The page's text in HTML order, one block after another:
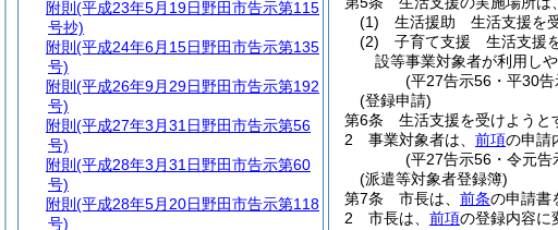
(1)
生活援助 生活支援を
(2)
子育て支援 生活支援
設等事業対象者が利用し
(平27告示56・平30
(登録申請)
第6条
生活支援を受けようと
2
事業対象者は、 前項の申請
(平27告示56・令元
(派遣等対象者登録簿)
第7条
市長は、 前条の申請書
2
市長は、 前項の登録内容に
附則 (平成23年5月19日野田市告示第115
号抄)
附則 (平成24年6月15日野田市告示第135
号)
附則 (平成26年9月29日野田市告示第192
号)
附則 (平成27年3月31日野田市告示第56
号)
附則 (平成28年3月31日野田市告示第60
号)
附則 (平成28年5月20日野田市告示第118
号)